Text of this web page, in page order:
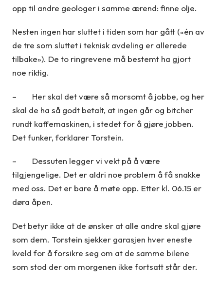
opp til andre geologer i samme ærend: finne olje.
Nesten ingen har sluttet i tiden som har gått («én av
de tre som sluttet i teknisk avdeling er allerede
tilbake»). De to ringrevene må bestemt ha gjort
noe riktig.
– Her skal det være så morsomt å jobbe, og her
skal de ha så godt betalt, at ingen går og bitcher
rundt kaffemaskinen, i stedet for å gjøre jobben.
Det funker, forklarer Torstein.
– Dessuten legger vi vekt på å være
tilgjengelige. Det er aldri noe problem å få snakke
med oss. Det er bare å møte opp. Etter kl. 06.15 er
døra åpen.
Det betyr ikke at de ønsker at alle andre skal gjøre
som dem. Torstein sjekker garasjen hver eneste
kveld for å forsikre seg om at de samme bilene
som stod der om morgenen ikke fortsatt står der.